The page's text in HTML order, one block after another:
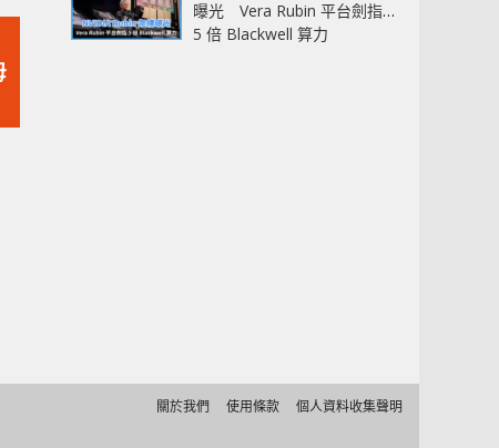
曝光 Vera Rubin 平台劍指
5 倍 Blackwell 算力
關於我們 使用條款 個人資料收集聲明